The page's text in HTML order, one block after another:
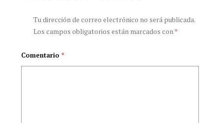
Tu dirección de correo electrónico no será publicada.
Los campos obligatorios están marcados con*
Comentario *